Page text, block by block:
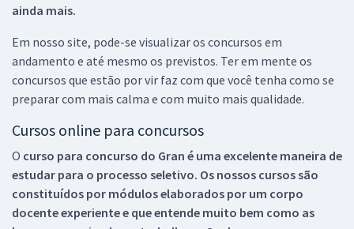
ainda mais.
Em nosso site, pode-se visualizar os concursos em
andamento e até mesmo os previstos. Ter em mente os
concursos que estão por vir faz com que você tenha como se
preparar com mais calma e com muito mais qualidade.
Cursos online para concursos
O curso para concurso do Gran é uma excelente maneira de
estudar para o processo seletivo. Os nossos cursos são
constituídos por módulos elaborados por um corpo
docente experiente e que entende muito bem como as